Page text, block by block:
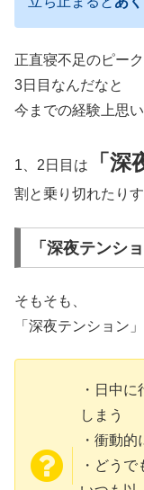
正直寝不足のピー
3日目なんだなと
今までの経験上思
1、2日目は 「
割と乗り切れたり
「深夜テンシ
そもそも、
「深夜テンション
・日中
しまう
・衝動
・どう